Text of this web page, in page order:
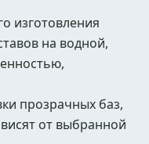
изготовления
на водной,
прозрачных баз,
от выбранной